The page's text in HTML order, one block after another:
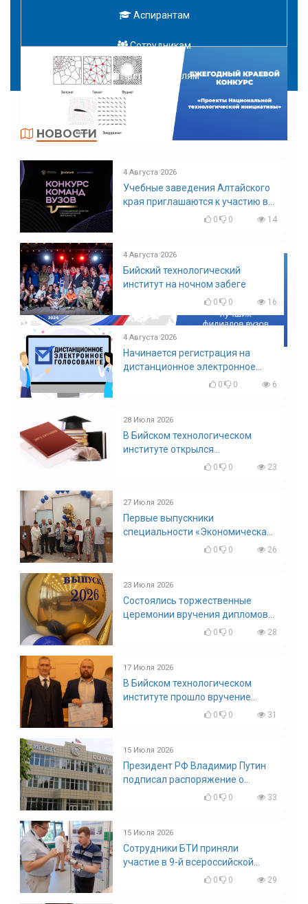
Аспирантам
Сотрудникам
Преподавателям
НОВОСТИ
4 Августа 2026
Учебные заведения Алтайского
края приглашаются к участию в
конкурсе команд вузов
0 0 14
4 Августа 2026
Бийский технологический
институт на ночном забеге
0 0 16
4 Августа 2026
Начинается регистрация на
дистанционное электронное
голосование на выборы!
0 0 6
28 Июля 2026
В Бийском технологическом
институте открылся
диссертационный совет!
0 0 23
27 Июля 2026
Первые выпускники
специальности «Экономическая
0 0 26
23 Июля 2026
Состоялись торжественные
церемонии вручения дипломов
0 0 28
17 Июля 2026
В Бийском технологическом
институте прошло вручение
0 0 31
15 Июля 2026
Президент РФ Владимир Путин
подписал распоряжение о
поощрении граждан и трудовых
0 0 33
15 Июля 2026
Сотрудники БТИ приняли
участие в 9-й всероссийской
конференции по задачам со
0 0 29